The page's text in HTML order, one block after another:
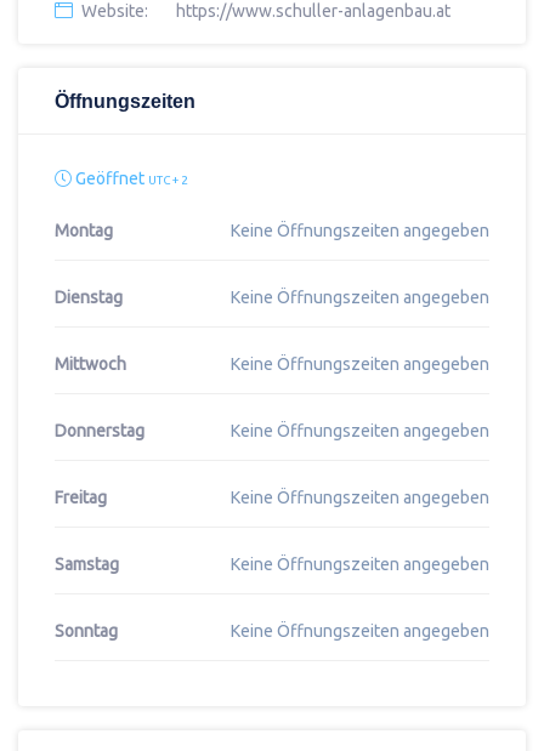
Website: https://www.schuller-anlagenbau.at
Öffnungszeiten
Geöffnet UTC + 2
Montag Keine Öffnungszeiten angegeben
Dienstag Keine Öffnungszeiten angegeben
Mittwoch Keine Öffnungszeiten angegeben
Donnerstag Keine Öffnungszeiten angegeben
Freitag Keine Öffnungszeiten angegeben
Samstag Keine Öffnungszeiten angegeben
Sonntag Keine Öffnungszeiten angegeben